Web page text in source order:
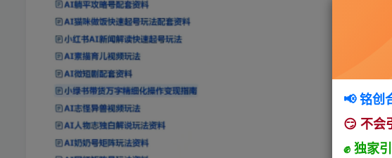
📢 铭创
😏 不会
✊ 独家